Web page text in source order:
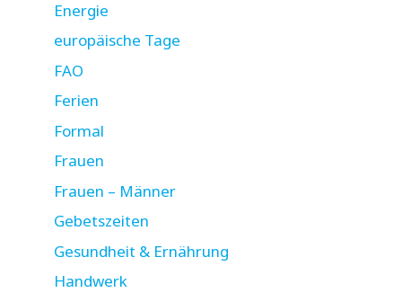
Energie
europäische Tage
FAO
Ferien
Formal
Frauen
Frauen – Männer
Gebetszeiten
Gesundheit & Ernährung
Handwerk